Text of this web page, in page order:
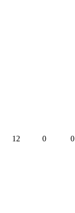
12 0 0